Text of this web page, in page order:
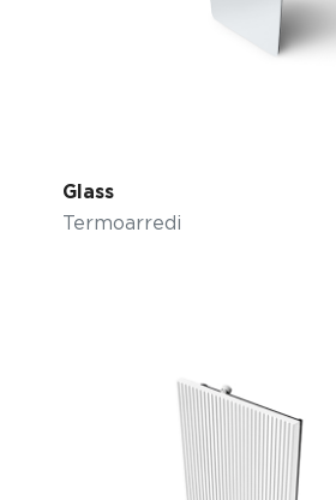
Glass
Termoarredi